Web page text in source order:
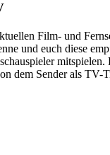
Film- und
und euch diese
mitspielen.
dem Sender als TV-